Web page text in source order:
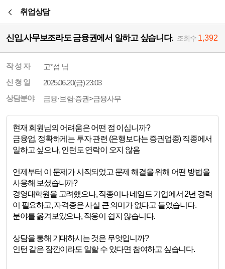
취업상담
신입,사무보조라도 금융권에서 일하고 싶습니다. 조회수 1,392
작 성 자
고*섭 님
신 청 일
2025.06.20(금) 23:03
상담분야
금융·보험·증권>금융사무
현재 회원님의 어려움은 어떤 점 이십니까?
금융업, 정확하게는 투자 관련 (은행보다는 증권업종) 직종에서
일하고 싶으나, 인턴도 연락이 오지 않음
언제부터 이 문제가 시작되었고 문제 해결을 위해 어떤 방법을
사용해 보셨습니까?
경영대학원을 고려했으나, 직종이나 네임드 기업에서 2년 경력
이 필요하고, 자격증은 사실 큰 의미가 없다고 들었습니다.
분야를 옮겨보았으나, 적응이 쉽지 않습니다.
상담을 통해 기대하시는 것은 무엇입니까?
인턴 같은 잠깐이라도 일할 수 있다면 참여하고 싶습니다.